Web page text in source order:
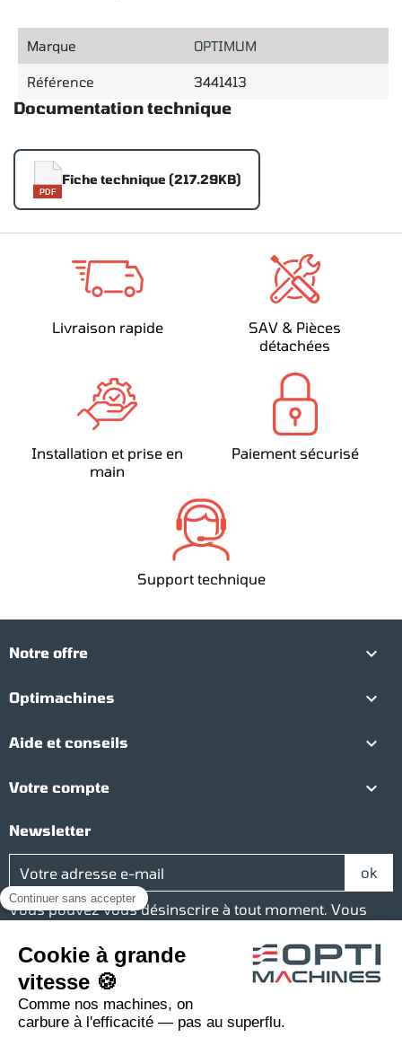
Marque OPTIMUM
Référence 3441413
Documentation technique
PDF
Fiche technique (217.29KB)
Livraison rapide
SAV & Pièces
détachées
Installation et prise en
main
Paiement sécurisé
Support technique
Notre offre 
Optimachines 
Aide et conseils 
Votre compte 
Newsletter
Vous pouvez vous désinscrire à tout moment. Vous
les conditions d'utilisation du site.
Réseaux sociaux
FacebookYouTubeInstagram
LinkedIn